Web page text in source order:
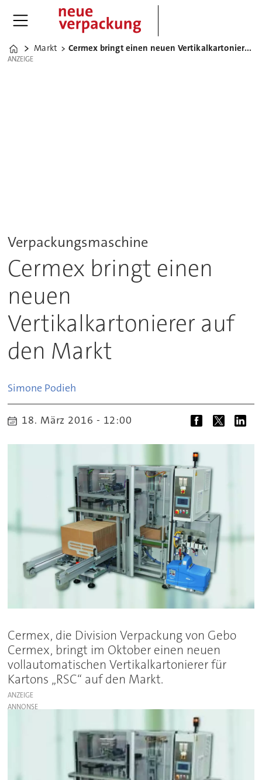
Home
Markt Cermex bringt einen neuen Vertikalkartonierer auf den Markt
ANZEIGE
ANZEIGE
Verpackungsmaschine
Cermex bringt einen
neuen
Vertikalkartonierer auf
den Markt
Simone Podieh
18. März 2016 - 12:00
Cermex, die Division Verpackung von Gebo
Cermex, bringt im Oktober einen neuen
vollautomatischen Vertikalkartonierer für
Kartons „RSC“ auf den Markt.
ANZEIGE